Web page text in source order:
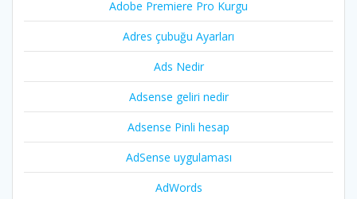
Adobe Premiere Pro Kurgu
Adres çubuğu Ayarları
Ads Nedir
Adsense geliri nedir
Adsense Pinli hesap
AdSense uygulaması
AdWords